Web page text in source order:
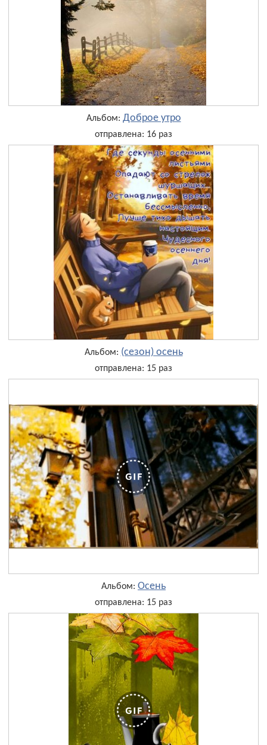
Альбом: Доброе утро
отправлена: 16 раз
Альбом: (сезон) осень
отправлена: 15 раз
Альбом: Осень
отправлена: 15 раз